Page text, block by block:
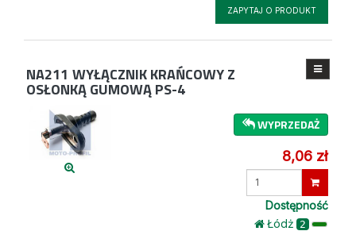
ZAPYTAJ O PRODUKT
NA211 WYŁĄCZNIK KRAŃCOWY Z
OSŁONKĄ GUMOWĄ PS-4
WYPRZEDAŻ
8,06 zł
Wprowadź
Dostępność
Łódż 2